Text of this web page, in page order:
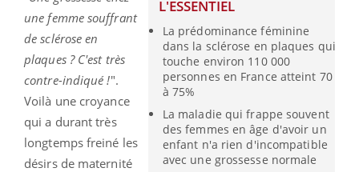
L'ESSENTIEL
La prédominance féminine
dans la sclérose en plaques qui
touche environ 110 000
personnes en France atteint 70
à 75%
La maladie qui frappe souvent
des femmes en âge d'avoir un
enfant n'a rien d'incompatible
avec une grossesse normale
une femme souffrant
de sclérose en
plaques ? C'est très
contre-indiqué !".
Voilà une croyance
qui a durant très
longtemps freiné les
désirs de maternité